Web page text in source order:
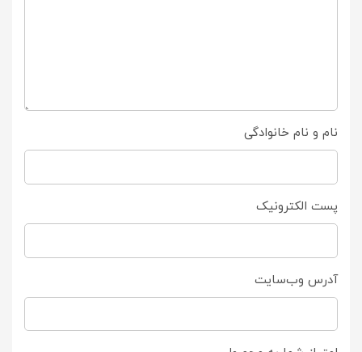
نام و نام خانوادگی
پست الکترونیک
آدرس وب‌سایت